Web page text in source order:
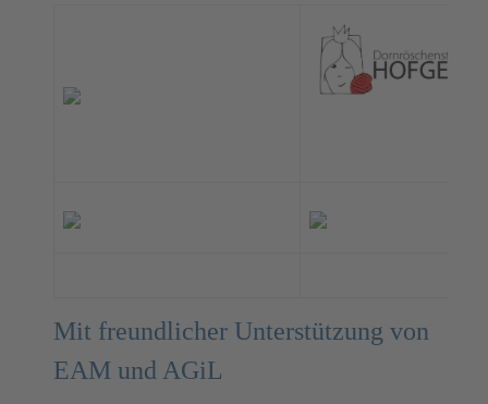
Mit freundlicher Unterstützung von
EAM und AGiL